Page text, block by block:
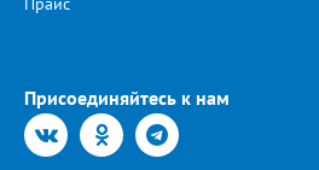
Присоединяйтесь к нам